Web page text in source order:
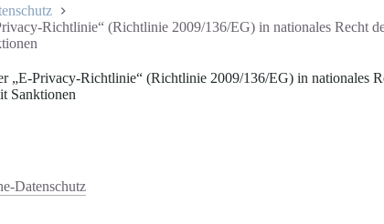
Richtlinie“ (Richtlinie 2009/136/EG) in nationales Recht
„E-Privacy-Richtlinie“ (Richtlinie 2009/136/EG) in nationales
Sanktionen
Datenschutz